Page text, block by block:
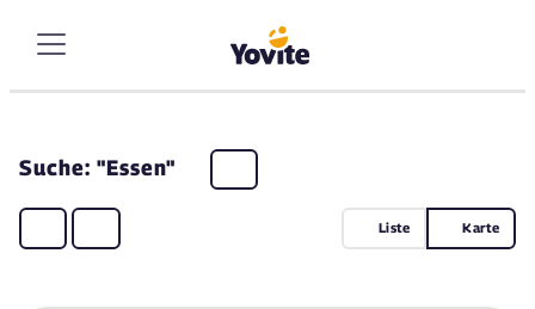
Suche: "Essen"
Liste Karte